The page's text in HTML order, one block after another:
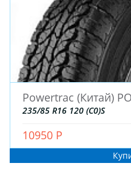
ДЛЯ
ДЛЯ
ШИНЫ
ДИСКИ
Powertrac (Китай)
235/85 R16 120 (C0)S
10950 Р